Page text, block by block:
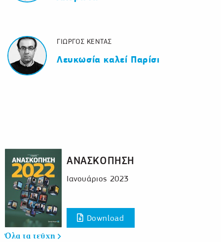
ΓΙΩΡΓΟΣ ΚΕΝΤΑΣ
Λευκωσία καλεί Παρίσι
ΑΝΑΣΚΟΠΗΣΗ
Ιανουάριος 2023
Download
Όλα τα τεύχη